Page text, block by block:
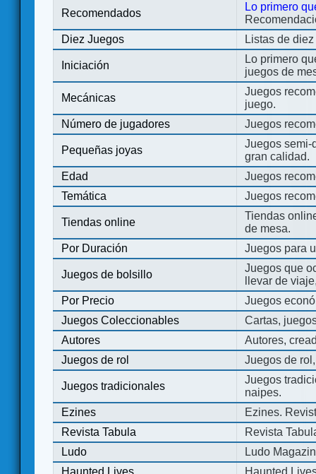
Recomendados
Lo primero
Diez Juegos
Listas de
Iniciación
Lo primero
juegos de
Mecánicas
Juegos
juego.
Número de jugadores
Juegos
Pequeñas joyas
Juegos semi-
gran calidad.
Edad
Juegos
Temática
Juegos
Tiendas online
Tiendas
de mesa.
Por Duración
Juegos para
Juegos de bolsillo
Juegos que
llevar de
Por Precio
Juegos
Juegos Coleccionables
Cartas,
Autores
Autores,
Juegos de rol
Juegos de
Juegos tradicionales
Juegos
naipes.
Ezines
Ezines.
Revista Tabula
Revista
Ludo
Ludo